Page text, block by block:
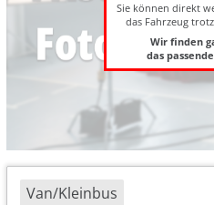
Sie können direkt
das Fahrzeug
Wir finden
das
Van/Kleinbus